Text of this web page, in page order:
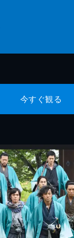
今すぐ観る